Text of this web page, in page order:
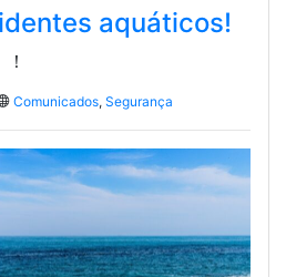
aquáticos!
Comunicados, Segurança